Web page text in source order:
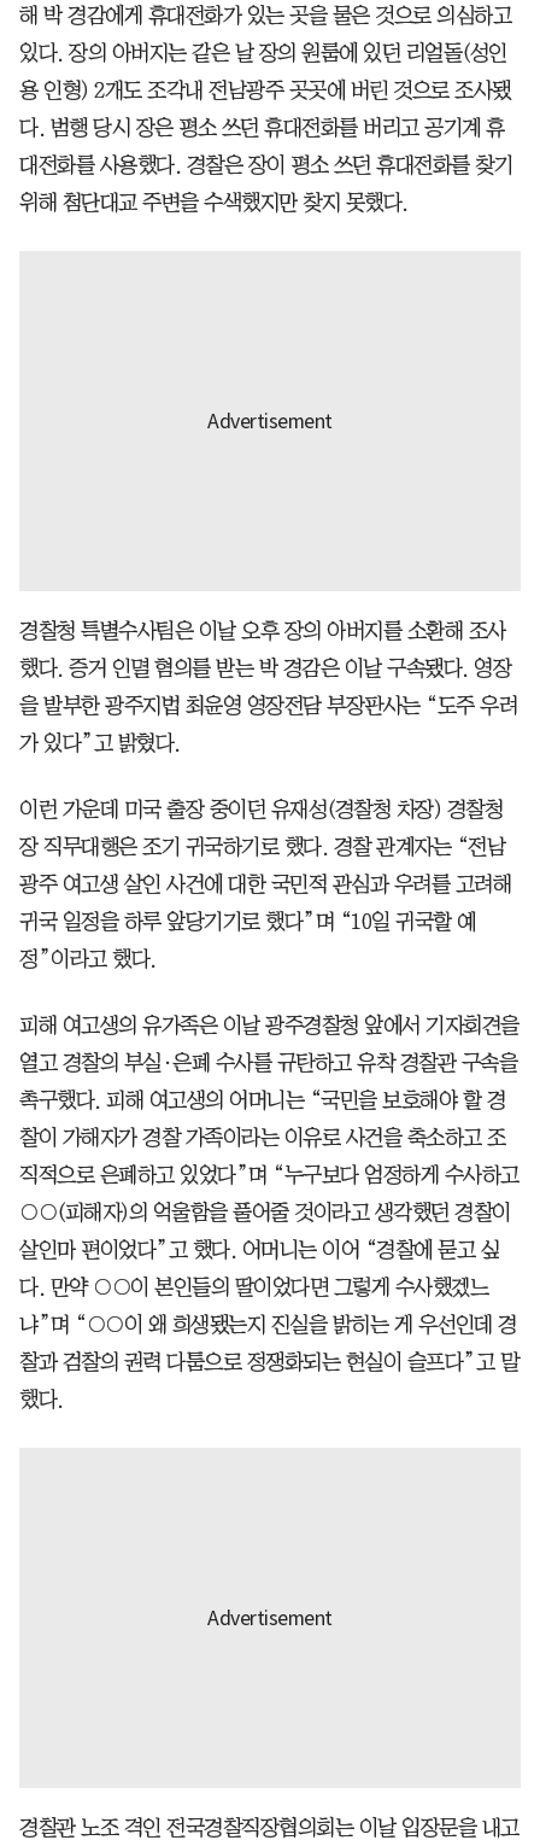
해 박 경감에게 휴대전화가 있는 곳을 물은 것으로 의심하고
있다. 장의 아버지는 같은 날 장의 원룸에 있던 리얼돌(성인
용 인형) 2개도 조각내 전남광주 곳곳에 버린 것으로 조사됐
다. 범행 당시 장은 평소 쓰던 휴대전화를 버리고 공기계 휴
대전화를 사용했다. 경찰은 장이 평소 쓰던 휴대전화를 찾기
위해 첨단대교 주변을 수색했지만 찾지 못했다.
경찰청 특별수사팀은 이날 오후 장의 아버지를 소환해 조사
했다. 증거 인멸 혐의를 받는 박 경감은 이날 구속됐다. 영장
을 발부한 광주지법 최윤영 영장전담 부장판사는 “도주 우려
가 있다”고 밝혔다.
이런 가운데 미국 출장 중이던 유재성(경찰청 차장) 경찰청
장 직무대행은 조기 귀국하기로 했다. 경찰 관계자는 “전남
광주 여고생 살인 사건에 대한 국민적 관심과 우려를 고려해
귀국 일정을 하루 앞당기기로 했다”며 “10일 귀국할 예
정”이라고 했다.
피해 여고생의 유가족은 이날 광주경찰청 앞에서 기자회견을
열고 경찰의 부실·은폐 수사를 규탄하고 유착 경찰관 구속을
촉구했다. 피해 여고생의 어머니는 “국민을 보호해야 할 경
찰이 가해자가 경찰 가족이라는 이유로 사건을 축소하고 조
직적으로 은폐하고 있었다”며 “누구보다 엄정하게 수사하고
○○(피해자)의 억울함을 풀어줄 것이라고 생각했던 경찰이
살인마 편이었다”고 했다. 어머니는 이어 “경찰에 묻고 싶
다. 만약 ○○이 본인들의 딸이었다면 그렇게 수사했겠느
냐”며 “○○이 왜 희생됐는지 진실을 밝히는 게 우선인데 경
찰과 검찰의 권력 다툼으로 정쟁화되는 현실이 슬프다”고 말
했다.
경찰관 노조 격인 전국경찰직장협의회는 이날 입장문을 내고